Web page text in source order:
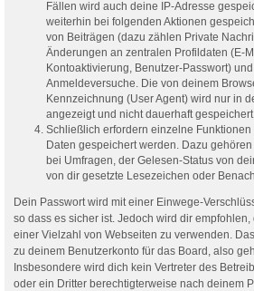
Fällen wird auch deine IP-Adresse
weiterhin bei folgenden Aktionen
von Beiträgen (dazu zählen Private
Änderungen an zentralen Profildaten (E-
Kontoaktivierung, Benutzer-Passwort)
Anmeldeversuche. Die von deinem
Kennzeichnung (User Agent) wird nur in
angezeigt und nicht dauerhaft gespeichert.
Schließlich erfordern einzelne
Daten gespeichert werden. Dazu
bei Umfragen, der Gelesen-Status von
von dir gesetzte Lesezeichen oder
Dein Passwort wird mit einer Einwege-
so dass es sicher ist. Jedoch wird dir
einer Vielzahl von Webseiten zu verwenden.
zu deinem Benutzerkonto für das Board, also
Insbesondere wird dich kein Vertreter des
oder ein Dritter berechtigterweise nach deinem